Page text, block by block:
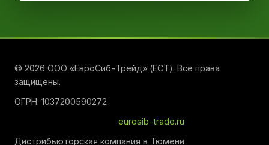
© 2026 ООО «ЕвроСиб-Трейд» (ЕСТ). Все права
защищены.
ОГРН: 1037200590272
eurosib-trade.ru
Дистрибьюторская компания в Тюмени